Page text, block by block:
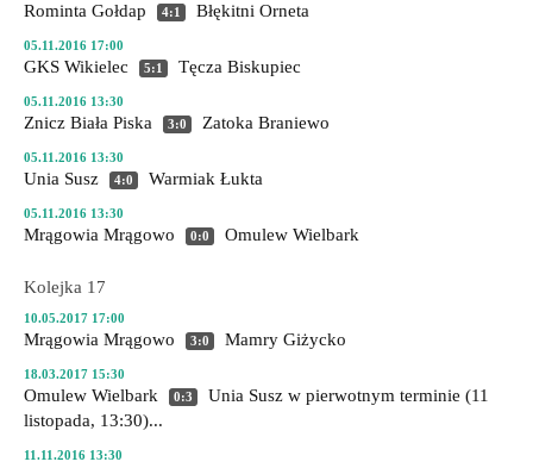
Rominta Gołdap 4:1 Błękitni Orneta
05.11.2016 17:00
GKS Wikielec 5:1 Tęcza Biskupiec
05.11.2016 13:30
Znicz Biała Piska 3:0 Zatoka Braniewo
05.11.2016 13:30
Unia Susz 4:0 Warmiak Łukta
05.11.2016 13:30
Mrągowia Mrągowo 0:0 Omulew Wielbark
Kolejka 17
10.05.2017 17:00
Mrągowia Mrągowo 3:0 Mamry Giżycko
18.03.2017 15:30
Omulew Wielbark 0:3 Unia Susz w pierwotnym terminie (11
listopada, 13:30)...
11.11.2016 13:30